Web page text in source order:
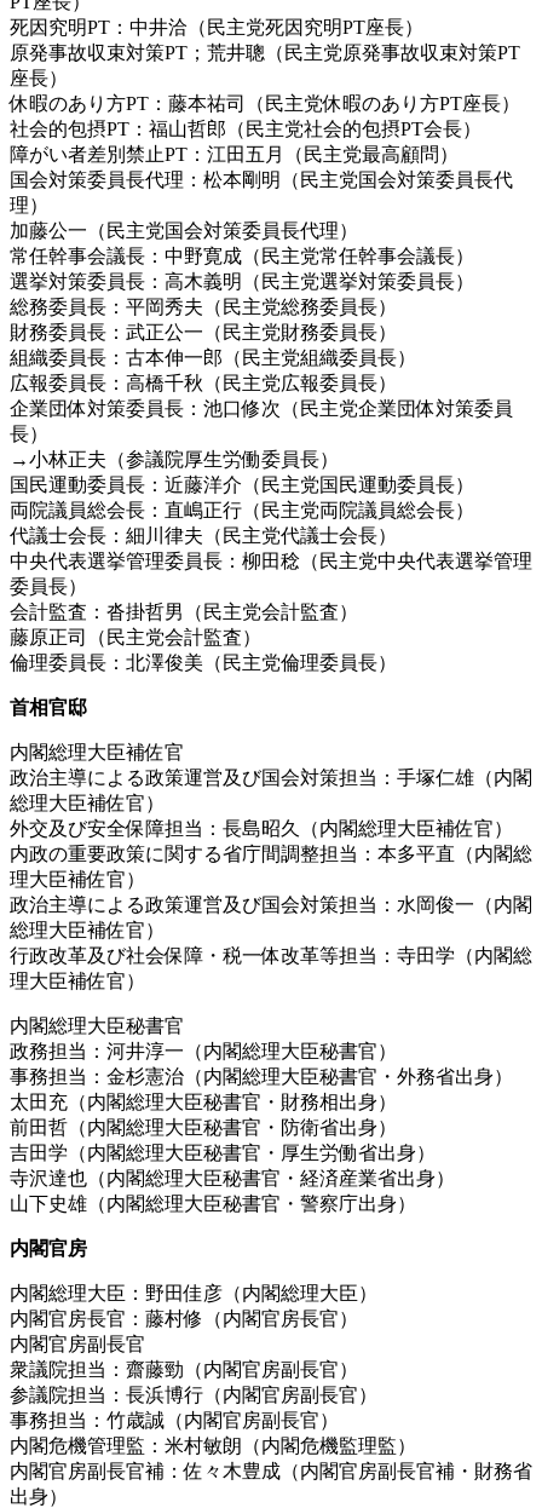
死因究明PT：中井洽（民主党死因究明PT座長）
原発事故収束対策PT；荒井聰（民主党原発事故収束対策PT
座長）
休暇のあり方PT：藤本祐司（民主党休暇のあり方PT座長）
社会的包摂PT：福山哲郎（民主党社会的包摂PT会長）
障がい者差別禁止PT：江田五月（民主党最高顧問）
国会対策委員長代理：松本剛明（民主党国会対策委員長代
理）
加藤公一（民主党国会対策委員長代理）
常任幹事会議長：中野寛成（民主党常任幹事会議長）
選挙対策委員長：高木義明（民主党選挙対策委員長）
総務委員長：平岡秀夫（民主党総務委員長）
財務委員長：武正公一（民主党財務委員長）
組織委員長：古本伸一郎（民主党組織委員長）
広報委員長：高橋千秋（民主党広報委員長）
企業団体対策委員長：池口修次（民主党企業団体対策委員
長）
→小林正夫（参議院厚生労働委員長）
国民運動委員長：近藤洋介（民主党国民運動委員長）
両院議員総会長：直嶋正行（民主党両院議員総会長）
代議士会長：細川律夫（民主党代議士会長）
中央代表選挙管理委員長：柳田稔（民主党中央代表選挙管理
委員長）
会計監査：沓掛哲男（民主党会計監査）
藤原正司（民主党会計監査）
倫理委員長：北澤俊美（民主党倫理委員長）
首相官邸
内閣総理大臣補佐官
政治主導による政策運営及び国会対策担当：手塚仁雄（内閣
総理大臣補佐官）
外交及び安全保障担当：長島昭久（内閣総理大臣補佐官）
内政の重要政策に関する省庁間調整担当：本多平直（内閣総
理大臣補佐官）
政治主導による政策運営及び国会対策担当：水岡俊一（内閣
総理大臣補佐官）
行政改革及び社会保障・税一体改革等担当：寺田学（内閣総
理大臣補佐官）
内閣総理大臣秘書官
政務担当：河井淳一（内閣総理大臣秘書官）
事務担当：金杉憲治（内閣総理大臣秘書官・外務省出身）
太田充（内閣総理大臣秘書官・財務相出身）
前田哲（内閣総理大臣秘書官・防衛省出身）
吉田学（内閣総理大臣秘書官・厚生労働省出身）
寺沢達也（内閣総理大臣秘書官・経済産業省出身）
山下史雄（内閣総理大臣秘書官・警察庁出身）
内閣官房
内閣総理大臣：野田佳彦（内閣総理大臣）
内閣官房長官：藤村修（内閣官房長官）
内閣官房副長官
衆議院担当：齋藤勁（内閣官房副長官）
参議院担当：長浜博行（内閣官房副長官）
事務担当：竹歳誠（内閣官房副長官）
内閣危機管理監：米村敏朗（内閣危機監理監）
内閣官房副長官補：佐々木豊成（内閣官房副長官補・財務省
出身）